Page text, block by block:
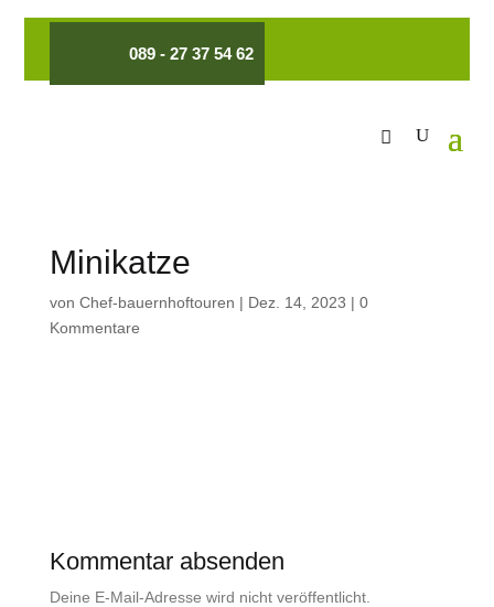
089 - 27 37 54 62
Minikatze
von Chef-bauernhoftouren | Dez. 14, 2023 | 0
Kommentare
Kommentar absenden
Deine E-Mail-Adresse wird nicht veröffentlicht.